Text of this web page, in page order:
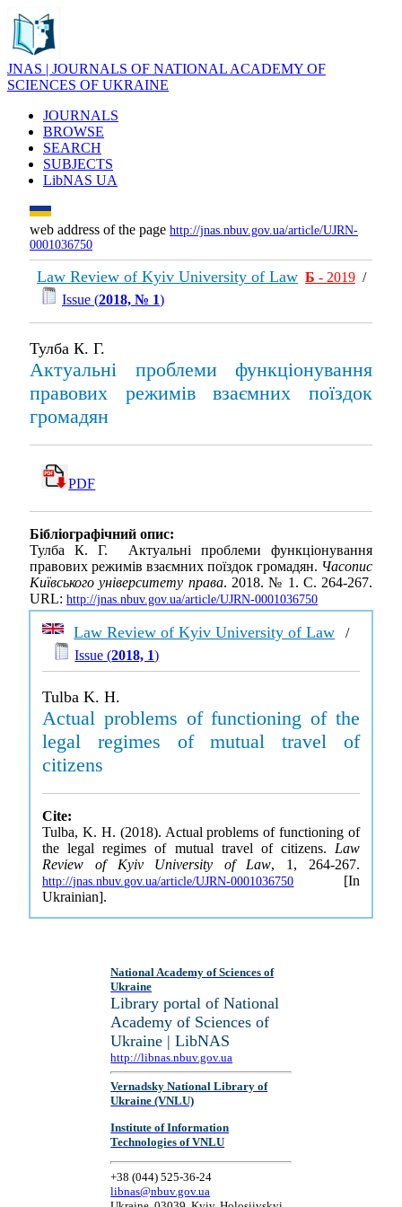
JNAS | JOURNALS OF NATIONAL ACADEMY OF
SCIENCES OF UKRAINE
JOURNALS
BROWSE
SEARCH
SUBJECTS
LibNAS UA
web address of the page http://jnas.nbuv.gov.ua/article/UJRN-
0001036750
Law Review of Kyiv University of Law Б - 2019 /
Issue (2018, № 1)
Тулба К. Г.
Актуальні проблеми функціонування
правових режимів взаємних поїздок
громадян
PDF
Бібліографічний опис:
Тулба К. Г. Актуальні проблеми функціонування
правових режимів взаємних поїздок громадян. Часопис
Київського університету права. 2018. № 1. С. 264-267.
URL: http://jnas.nbuv.gov.ua/article/UJRN-0001036750
Law Review of Kyiv University of Law /
Issue (2018, 1)
Tulba K. H.
Actual problems of functioning of the
legal regimes of mutual travel of
citizens
Cite:
Tulba, K. H. (2018). Actual problems of functioning of
the legal regimes of mutual travel of citizens. Law
Review of Kyiv University of Law, 1, 264-267.
http://jnas.nbuv.gov.ua/article/UJRN-0001036750 [In
Ukrainian].
National Academy of Sciences of
Ukraine
Library portal of National
Academy of Sciences of
Ukraine | LibNAS
http://libnas.nbuv.gov.ua
Vernadsky National Library of
Ukraine (VNLU)
Institute of Information
Technologies of VNLU
+38 (044) 525-36-24
libnas@nbuv.gov.ua